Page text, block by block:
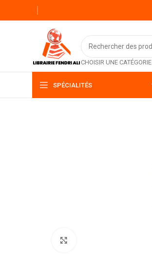
CHOISIR UNE CATÉGORIE
SPÉCIALITÉS